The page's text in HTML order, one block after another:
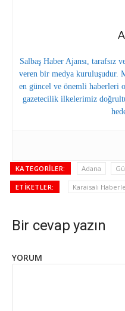
Salbaş Haber Ajansı, tarafsız
veren bir medya kuruluşudur.
en güncel ve önemli haberleri
gazetecilik ilkelerimiz
KATEGORILER: Adana
ETIKETLER: Karaisalı
Bir cevap yazın
YORUM